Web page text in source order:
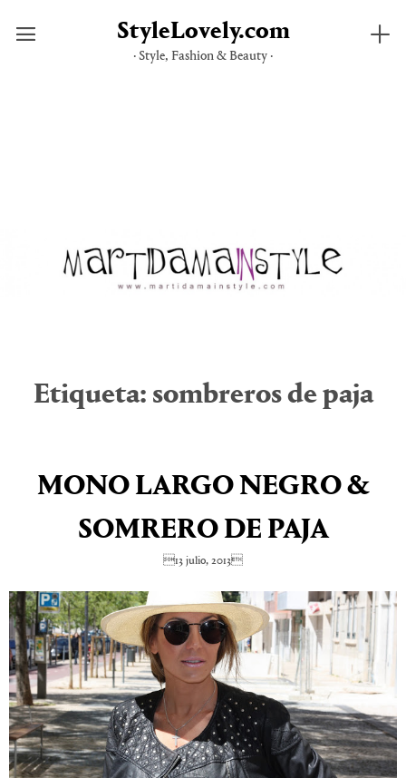
StyleLovely.com
· Style, Fashion & Beauty ·
Etiqueta: sombreros de paja
MONO LARGO NEGRO &
SOMRERO DE PAJA
13 julio, 2013